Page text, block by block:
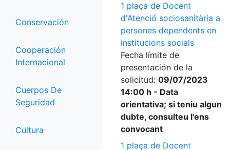
Conservación
Cooperación
Internacional
Cuerpos De
Seguridad
Cultura
1 plaça de Docent
d'Atenció sociosanitària a
persones dependents en
institucions socials
Fecha límite de
presentación de la
solicitud: 09/07/2023
14:00 h - Data
orientativa; si teniu algun
dubte, consulteu l'ens
convocant
1 plaça de Docent